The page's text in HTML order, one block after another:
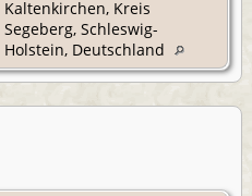
Kaltenkirchen, Kreis
Segeberg, Schleswig-
Holstein, Deutschland